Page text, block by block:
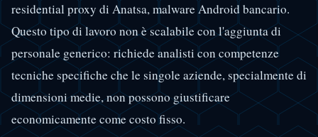
residential proxy di Anatsa, malware Android bancario.
Questo tipo di lavoro non è scalabile con l'aggiunta di
personale generico: richiede analisti con competenze
tecniche specifiche che le singole aziende, specialmente di
dimensioni medie, non possono giustificare
economicamente come costo fisso.